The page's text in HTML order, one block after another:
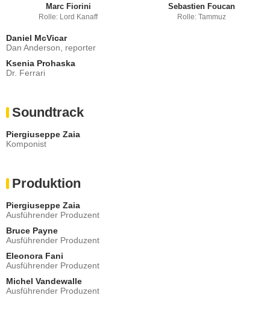
Marc Fiorini
Rolle: Lord Kanaff
Sebastien Foucan
Rolle: Tammuz
Daniel McVicar
Dan Anderson, reporter
Ksenia Prohaska
Dr. Ferrari
Soundtrack
Piergiuseppe Zaia
Komponist
Produktion
Piergiuseppe Zaia
Ausführender Produzent
Bruce Payne
Ausführender Produzent
Eleonora Fani
Ausführender Produzent
Michel Vandewalle
Ausführender Produzent